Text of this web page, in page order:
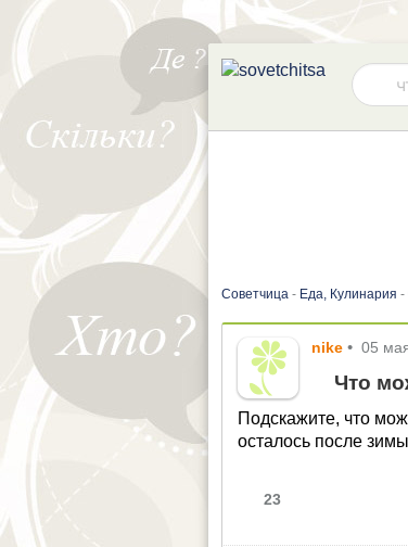
Советчица - Еда, Кулинария -
nike • 05
Что
Подскажите, что
осталось после
23